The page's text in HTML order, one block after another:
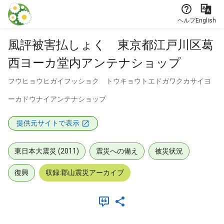
本文に飛ぶ
ヘルプEnglish
風評被害払しょく 東京都江戸川区葛
西ヨーカ堂内アンテナショップ
フウヒョウヒガイフッショク トウキョウトエドガワクカサイヨ
ーカドウナイアンテナショップ
提供元サイトで表示
東日本大震災 (2011) 震災への備え 被災状況
復興 収録:郡山震災アーカイブ